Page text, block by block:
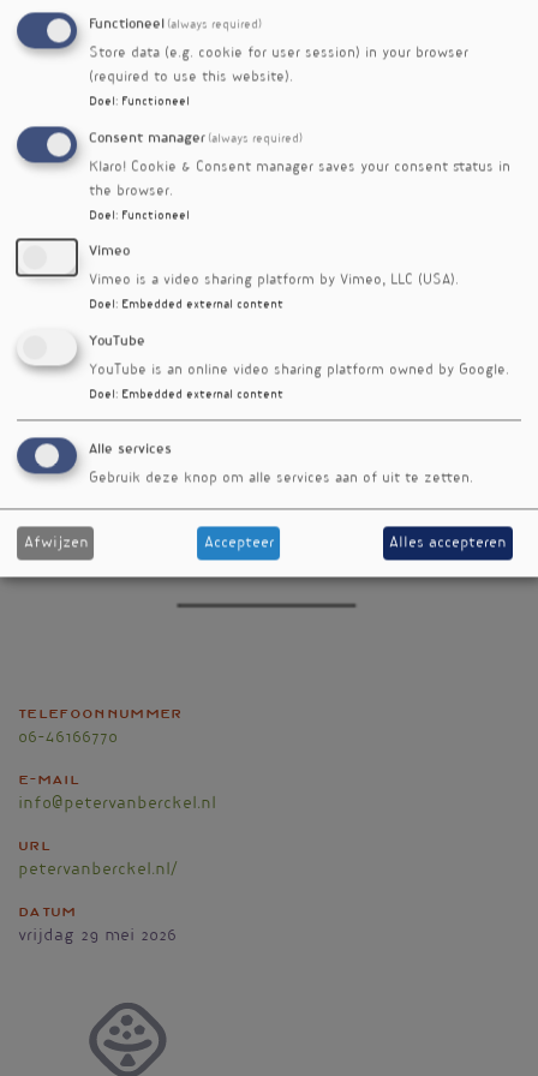
voeding.
Wat Peter van Berckel onderscheidt is zijn
vermogen om oude voedseltradities, praktische
te brengen in een toegankelijke en inspirerende
vorm. Daarmee vormt hij een brug tussen
voeding, ambacht, leefstijl en gezondheid —
met speciale aandacht voor fermentatie als
onderdeel van een gezonde en natuurlijke
voedingswijze.
Telefoonnummer
06-46166770
E-mail
info@petervanberckel.nl
URL
petervanberckel.nl/
Datum
vrijdag 29 mei 2026
Functioneel (always required)
Store data (e.g. cookie for user session) in your browser
(required to use this website).
Doel : Functioneel
Consent manager (always required)
Klaro! Cookie & Consent manager saves your consent status in
the browser.
Doel : Functioneel
Vimeo
Vimeo is a video sharing platform by Vimeo, LLC (USA).
Doel : Embedded external content
YouTube
YouTube is an online video sharing platform owned by Google.
Doel : Embedded external content
Alle services
Gebruik deze knop om alle services aan of uit te zetten.
Afwijzen Accepteer Alles accepteren